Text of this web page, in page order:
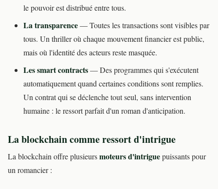
le pouvoir est distribué entre tous.
La transparence— Toutes les transactions sont visibles par
tous. Un thriller où chaque mouvement financier est public,
mais où l'identité des acteurs reste masquée.
Les smart contracts— Des programmes qui s'exécutent
automatiquement quand certaines conditions sont remplies.
Un contrat qui se déclenche tout seul, sans intervention
humaine : le ressort parfait d'un roman d'anticipation.
La blockchain comme ressort d'intrigue
La blockchain offre plusieursmoteurs d'intriguepuissants pour
un romancier :